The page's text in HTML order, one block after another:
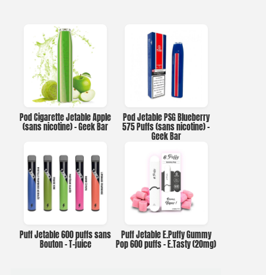
Pod Cigarette Jetable Apple
(sans nicotine) – Geek Bar
Pod Jetable PSG Blueberry
575 Puffs (sans nicotine) –
Geek Bar
Puff Jetable 600 puffs sans
Bouton – T-juice
Puff Jetable E.Puffy Gummy
Pop 600 puffs – E.Tasty (20mg)